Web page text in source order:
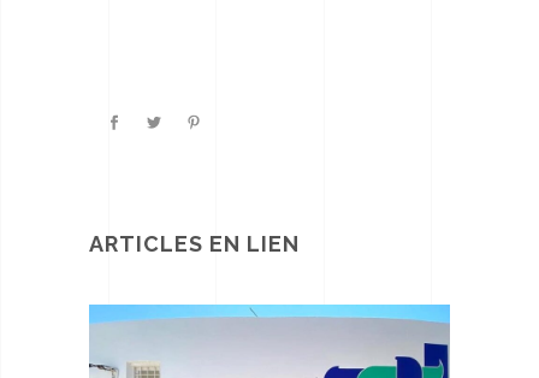
ARTICLES EN LIEN